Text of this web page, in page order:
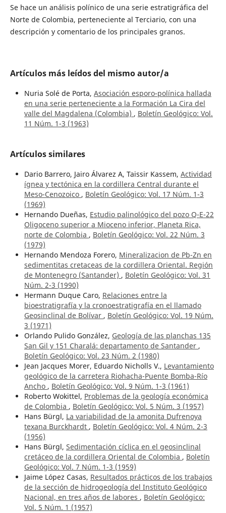
Se hace un análisis polínico de una serie estratigráfica del
Norte de Colombia, perteneciente al Terciario, con una
descripción y comentario de los principales granos.
Artículos más leídos del mismo autor/a
Nuria Solé de Porta, Asociación esporo-polínica hallada
en una serie perteneciente a la Formación La Cira del
valle del Magdalena (Colombia) , Boletín Geológico: Vol.
11 Núm. 1-3 (1963)
Artículos similares
Dario Barrero, Jairo Álvarez A, Taissir Kassem, Actividad
ígnea y tectónica en la cordillera Central durante el
Meso-Cenozoico , Boletín Geológico: Vol. 17 Núm. 1-3
(1969)
Hernando Dueñas, Estudio palinológico del pozo Q-E-22
Oligoceno superior a Mioceno inferior, Planeta Rica,
norte de Colombia , Boletín Geológico: Vol. 22 Núm. 3
(1979)
Hernando Mendoza Forero, Mineralizacion de Pb-Zn en
sedimentitas cretaceas de la cordillera Oriental. Región
de Montenegro (Santander) , Boletín Geológico: Vol. 31
Núm. 2-3 (1990)
Hermann Duque Caro, Relaciones entre la
bioestratigrafía y la cronoestratigrafía en el llamado
Geosinclinal de Bolívar , Boletín Geológico: Vol. 19 Núm.
3 (1971)
Orlando Pulido González, Geología de las planchas 135
San Gil y 151 Charalá: departamento de Santander ,
Boletín Geológico: Vol. 23 Núm. 2 (1980)
Jean Jacques Morer, Eduardo Nicholls V., Levantamiento
geológico de la carretera Riohacha-Puente Bomba-Río
Ancho , Boletín Geológico: Vol. 9 Núm. 1-3 (1961)
Roberto Wokittel, Problemas de la geología económica
de Colombia , Boletín Geológico: Vol. 5 Núm. 3 (1957)
Hans Bürgl, La variabilidad de la amonita Dufrenoya
texana Burckhardt , Boletín Geológico: Vol. 4 Núm. 2-3
(1956)
Hans Bürgl, Sedimentación cíclica en el geosinclinal
cretáceo de la cordillera Oriental de Colombia , Boletín
Geológico: Vol. 7 Núm. 1-3 (1959)
Jaime López Casas, Resultados prácticos de los trabajos
de la sección de hidrogeología del Instituto Geológico
Nacional, en tres años de labores , Boletín Geológico:
Vol. 5 Núm. 1 (1957)